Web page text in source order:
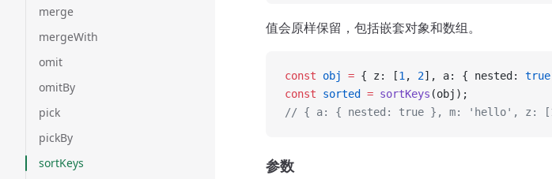
merge
mergeWith
omit
omitBy
pick
pickBy
sortKeys
值会原样保留，包括嵌套对象和数组。
const obj = { z: [1 , 2], a: { nested: true
const sorted = sortKeys (obj);
// { a: { nested: true }, m: 'hello', z:
参数